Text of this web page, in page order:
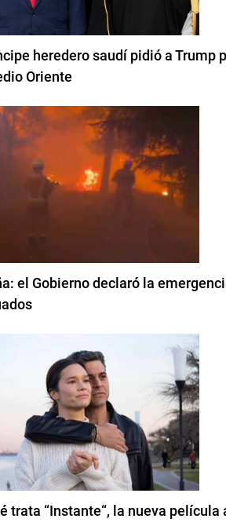
heredero saudí pidió a Trump
Oriente
el Gobierno declaró la
trata “Instante“, la nueva